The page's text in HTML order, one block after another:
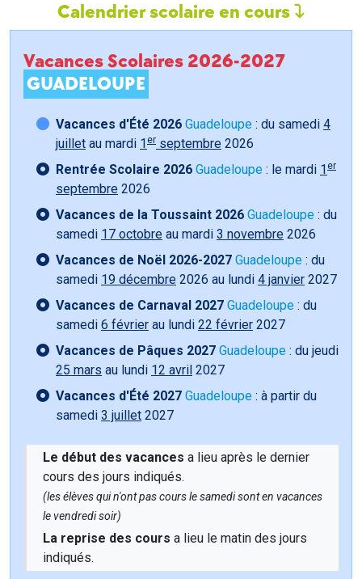
Calendrier scolaire en cours
Vacances Scolaires 2026-2027
GUADELOUPE
Vacances d'Été 2026 Guadeloupe : du samedi 4
juillet au mardi 1 er septembre 2026
Rentrée Scolaire 2026 Guadeloupe : le mardi 1 er
septembre 2026
Vacances de la Toussaint 2026 Guadeloupe : du
samedi 17 octobre au mardi 3 novembre 2026
Vacances de Noël 2026-2027 Guadeloupe : du
samedi 19 décembre 2026 au lundi 4 janvier 2027
Vacances de Carnaval 2027 Guadeloupe : du
samedi 6 février au lundi 22 février 2027
Vacances de Pâques 2027 Guadeloupe : du jeudi
25 mars au lundi 12 avril 2027
Vacances d'Été 2027 Guadeloupe : à partir du
samedi 3 juillet 2027
Le début des vacances a lieu après le dernier
cours des jours indiqués.
(les élèves qui n'ont pas cours le samedi sont en vacances
le vendredi soir)
La reprise des cours a lieu le matin des jours
indiqués.